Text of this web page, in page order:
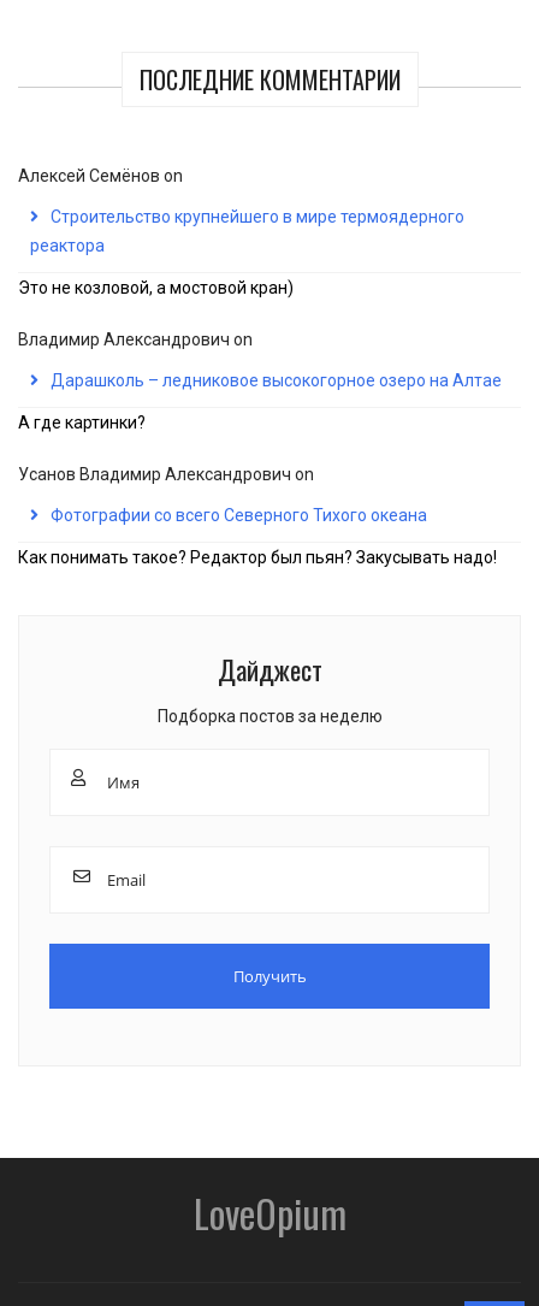
ПОСЛЕДНИЕ КОММЕНТАРИИ
Алексей Семёнов on
Строительство крупнейшего в мире термоядерного
реактора
Это не козловой, а мостовой кран)
Владимир Александрович on
Дарашколь – ледниковое высокогорное озеро на Алтае
А где картинки?
Усанов Владимир Александрович on
Фотографии со всего Северного Тихого океана
Как понимать такое? Редактор был пьян? Закусывать надо!
Дайджест
Подборка постов за неделю
LoveOpium